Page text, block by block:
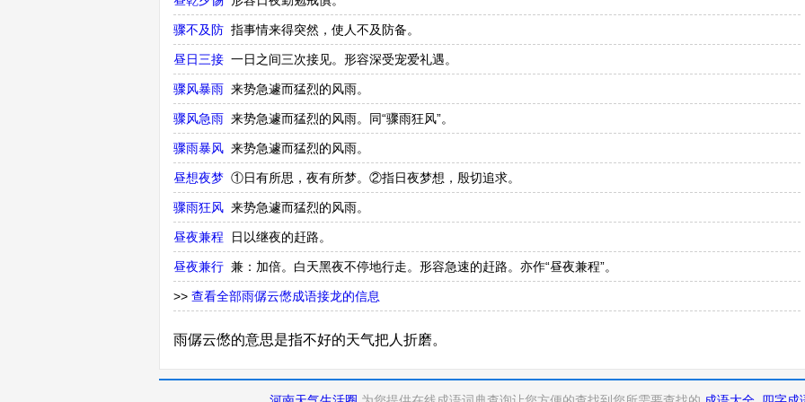
骤不及防 指事情来得突然，使人不及防备。
昼日三接 一日之间三次接见。形容深受宠爱礼遇。
骤风暴雨 来势急遽而猛烈的风雨。
骤风急雨 来势急遽而猛烈的风雨。同“骤雨狂风”。
骤雨暴风 来势急遽而猛烈的风雨。
昼想夜梦 ①日有所思，夜有所梦。②指日夜梦想，殷切追求。
骤雨狂风 来势急遽而猛烈的风雨。
昼夜兼程 日以继夜的赶路。
昼夜兼行 兼：加倍。白天黑夜不停地行走。形容急速的赶路。亦作“昼夜兼程”。
>> 查看全部雨僝云僽成语接龙的信息
雨僝云僽的意思是指不好的天气把人折磨。